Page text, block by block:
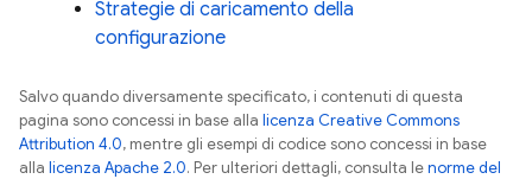
Strategie di caricamento della
configurazione
Salvo quando diversamente specificato, i contenuti di questa
pagina sono concessi in base alla licenza Creative Commons
Attribution 4.0, mentre gli esempi di codice sono concessi in base
alla licenza Apache 2.0. Per ulteriori dettagli, consulta lenorme del